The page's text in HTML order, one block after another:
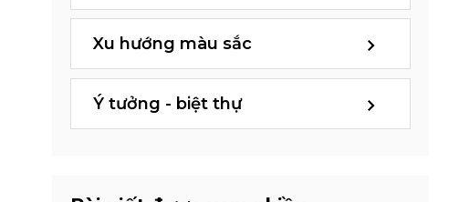
Xu hướng màu sắc
Ý tưởng - biệt thự